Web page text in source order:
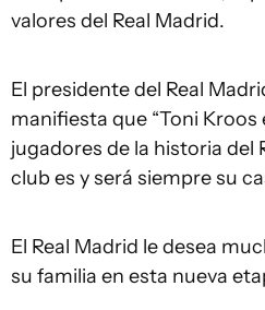
valores del Real Madrid.
El presidente del Real
manifiesta que “Toni Kroos
jugadores de la historia del
club es y será siempre su
El Real Madrid le desea
su familia en esta nueva